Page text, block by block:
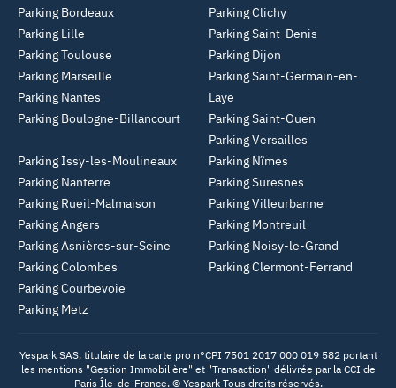
Parking Bordeaux
Parking Lille
Parking Toulouse
Parking Marseille
Parking Nantes
Parking Boulogne-Billancourt
Parking Clichy
Parking Saint-Denis
Parking Dijon
Parking Saint-Germain-en-
Laye
Parking Saint-Ouen
Parking Versailles
Parking Issy-les-Moulineaux
Parking Nanterre
Parking Rueil-Malmaison
Parking Angers
Parking Asnières-sur-Seine
Parking Colombes
Parking Courbevoie
Parking Metz
Parking Nîmes
Parking Suresnes
Parking Villeurbanne
Parking Montreuil
Parking Noisy-le-Grand
Parking Clermont-Ferrand
Yespark SAS, titulaire de la carte pro n°CPI 7501 2017 000 019 582 portant
les mentions "Gestion Immobilière" et "Transaction" délivrée par la CCI de
Paris Île-de-France. © Yespark Tous droits réservés.